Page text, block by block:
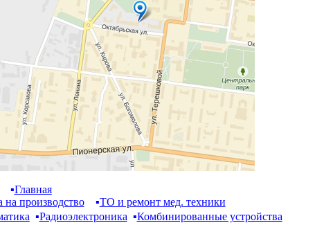
▪Главная
на производство▪ТО и ремонт мед. техники
▪Радиоэлектроника ▪Комбинированные устройства